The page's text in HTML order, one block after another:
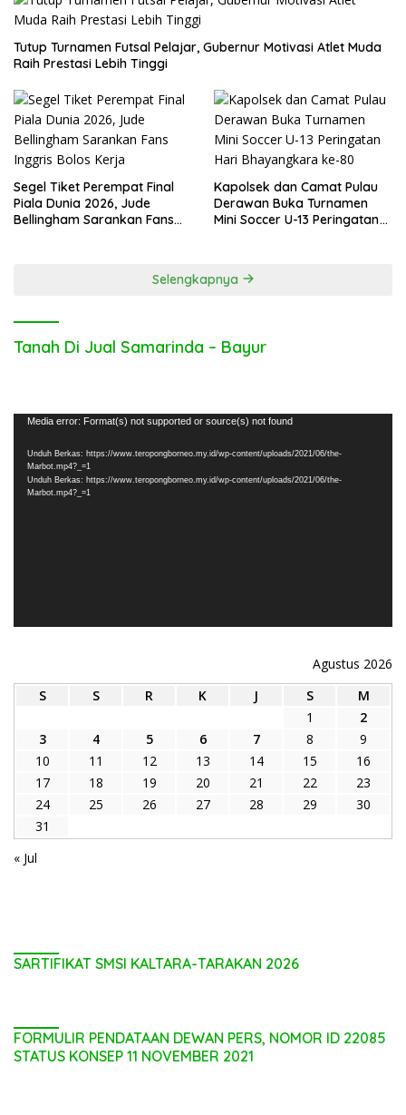
Tutup Turnamen Futsal Pelajar, Gubernur Motivasi Atlet Muda
Raih Prestasi Lebih Tinggi
Segel Tiket Perempat Final
Piala Dunia 2026, Jude
Bellingham Sarankan Fans
Kapolsek dan Camat Pulau
Derawan Buka Turnamen
Mini Soccer U-13 Peringatan
Selengkapnya
Tanah Di Jual Samarinda – Bayur
Pemutar
Media error: Format(s) not supported or source(s) not found
Unduh Berkas: https://www.teropongborneo.my.id/wp-content/uploads/2021/06/the-
Marbot.mp4?_=1
Unduh Berkas: https://www.teropongborneo.my.id/wp-content/uploads/2021/06/the-
Marbot.mp4?_=1
Agustus 2026
S
S R K J S
M
1
2
3
4 5 6 7 8
9
10
11 12 13 14 15
16
17
18 19 20 21 22
23
24
25 26 27 28 29
30
31
« Jul
SARTIFIKAT SMSI KALTARA-TARAKAN 2026
FORMULIR PENDATAAN DEWAN PERS, NOMOR ID 22085
STATUS KONSEP 11 NOVEMBER 2021